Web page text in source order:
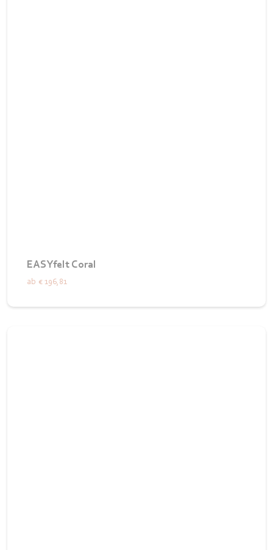
EASYfelt Coral
ab € 196,81